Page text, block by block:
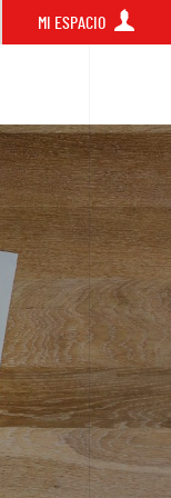
MI ESPACIO